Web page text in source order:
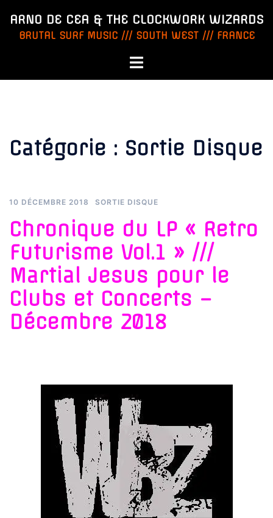
contenu
ARNO DE CEA & THE CLOCKWORK WIZARDS
BRUTAL SURF MUSIC /// SOUTH WEST /// FRANCE
Ouvrir/fermer
Catégorie : Sortie Disque
10 DÉCEMBRE 2018 SORTIE DISQUE
Chronique du LP « Retro
Futurisme Vol.1 » ///
Martial Jesus pour le
Clubs et Concerts –
Décembre 2018